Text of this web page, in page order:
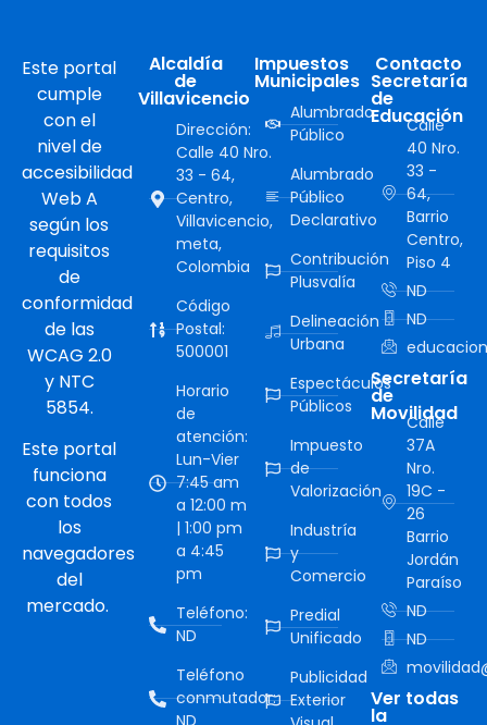
Este portal
cumple
con el
nivel de
accesibilidad
Web A
según los
requisitos
de
conformidad
de las
WCAG 2.0
y NTC
5854.
Este portal
funciona
con todos
los
navegadores
del
mercado.
Alcaldía
de
Villavicencio
Dirección:
Calle 40 Nro.
33 - 64,
Centro,
Villavicencio,
meta,
Colombia
Código
Postal:
500001
Horario
de
atención:
Lun-Vier
7:45 am
a 12:00 m
| 1:00 pm
a 4:45
pm
Teléfono:
ND
Teléfono
conmutador:
Impuestos
Municipales
Alumbrado
Público
Alumbrado
Público
Declarativo
Contribución
Plusvalía
Delineación
Urbana
Espectáculos
Públicos
Impuesto
de
Valorización
Industría
y
Comercio
Predial
Unificado
Publicidad
Exterior
Contacto
Secretaría
de
Educación
Calle
40 Nro.
33 -
64,
Barrio
Centro,
Piso 4
ND
ND
Secretaría
de
Movilidad
Calle
37A
Nro.
19C -
26
Barrio
Jordán
Paraíso
ND
ND
Ver todas
la